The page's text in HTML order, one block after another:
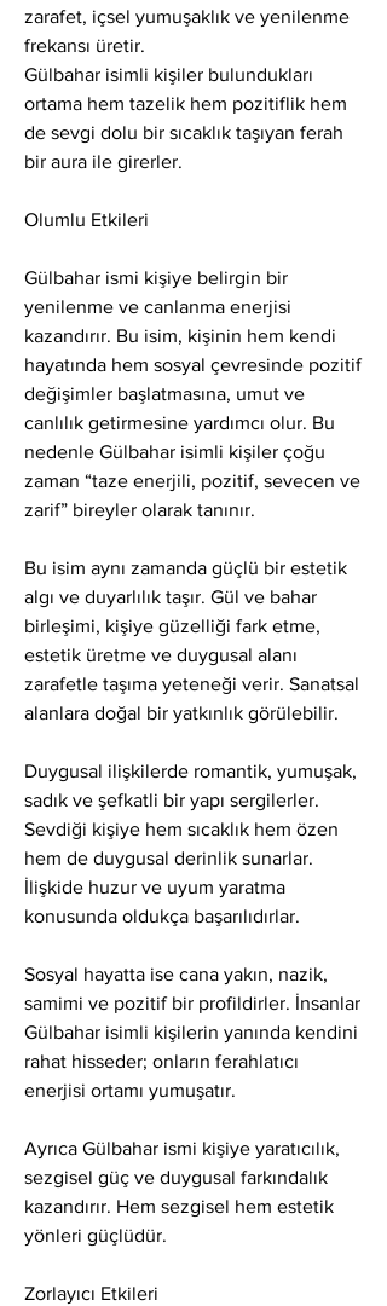
zarafet, içsel yumuşaklık ve yenilenme
frekansı üretir.
Gülbahar isimli kişiler bulundukları
ortama hem tazelik hem pozitiflik hem
de sevgi dolu bir sıcaklık taşıyan ferah
bir aura ile girerler.
Olumlu Etkileri
Gülbahar ismi kişiye belirgin bir
yenilenme ve canlanma enerjisi
kazandırır. Bu isim, kişinin hem kendi
hayatında hem sosyal çevresinde pozitif
değişimler başlatmasına, umut ve
canlılık getirmesine yardımcı olur. Bu
nedenle Gülbahar isimli kişiler çoğu
zaman “taze enerjili, pozitif, sevecen ve
zarif” bireyler olarak tanınır.
Bu isim aynı zamanda güçlü bir estetik
algı ve duyarlılık taşır. Gül ve bahar
birleşimi, kişiye güzelliği fark etme,
estetik üretme ve duygusal alanı
zarafetle taşıma yeteneği verir. Sanatsal
alanlara doğal bir yatkınlık görülebilir.
Duygusal ilişkilerde romantik, yumuşak,
sadık ve şefkatli bir yapı sergilerler.
Sevdiği kişiye hem sıcaklık hem özen
hem de duygusal derinlik sunarlar.
İlişkide huzur ve uyum yaratma
konusunda oldukça başarılıdırlar.
Sosyal hayatta ise cana yakın, nazik,
samimi ve pozitif bir profildirler. İnsanlar
Gülbahar isimli kişilerin yanında kendini
rahat hisseder; onların ferahlatıcı
enerjisi ortamı yumuşatır.
Ayrıca Gülbahar ismi kişiye yaratıcılık,
sezgisel güç ve duygusal farkındalık
kazandırır. Hem sezgisel hem estetik
yönleri güçlüdür.
Zorlayıcı Etkileri